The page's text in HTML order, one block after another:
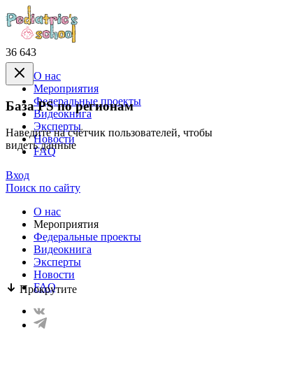
36 643
База PS по регионам
Наведите на счётчик пользователей, чтобы
видеть данные
Прокрутите
О нас
Mероприятия
Федеральные проекты
Видеокнига
Эксперты
Новости
FAQ
Вход
Поиск по сайту
О нас
Mероприятия
Федеральные проекты
Видеокнига
Эксперты
Новости
FAQ